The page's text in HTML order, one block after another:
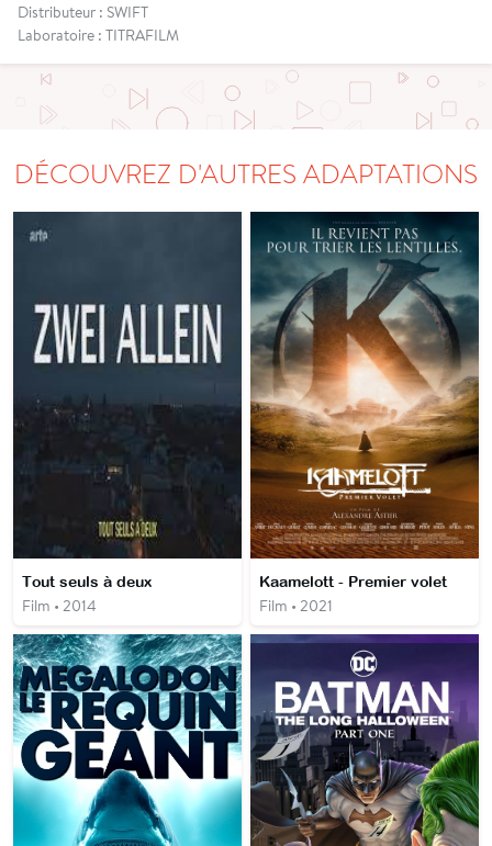
Distributeur : SWIFT
Laboratoire : TITRAFILM
DÉCOUVREZ D'AUTRES ADAPTATIONS
Tout seuls à deux
Film • 2014
Kaamelott - Premier volet
Film • 2021